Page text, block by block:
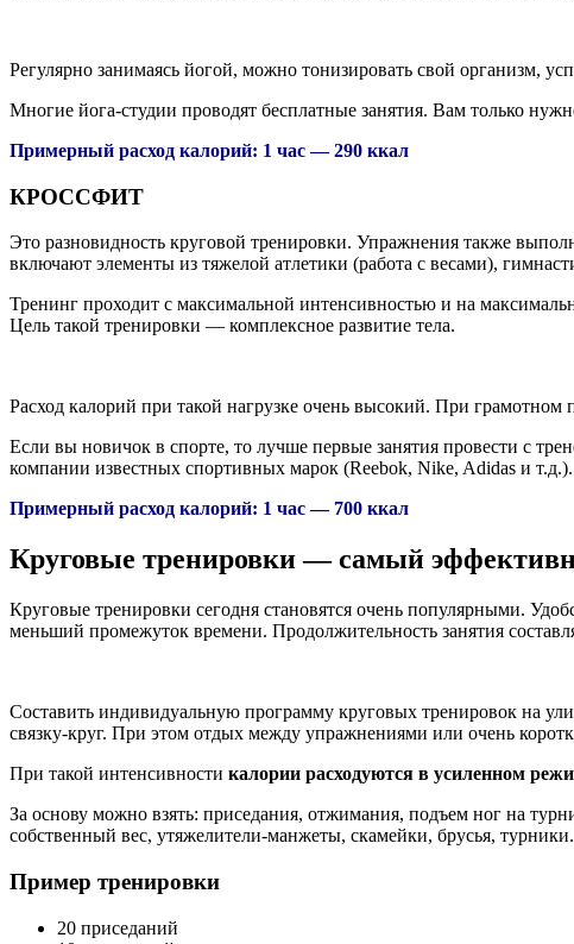
Регулярно занимаясь йогой, можно тонизировать свой организм,
Многие йога-студии проводят бесплатные занятия. Вам только
Примерный расход калорий: 1 час — 290 ккал
КРОССФИТ
Это разновидность круговой тренировки. Упражнения также
включают элементы из тяжелой атлетики (работа с весами),
Тренинг проходит с максимальной интенсивностью и на
Цель такой тренировки — комплексное развитие тела.
Расход калорий при такой нагрузке очень высокий. При
Если вы новичок в спорте, то лучше первые занятия провести с
компании известных спортивных марок (Reebok, Nike, Adidas и т.д.).
Примерный расход калорий: 1 час — 700 ккал
Круговые тренировки — самый
Круговые тренировки сегодня становятся очень популярными.
меньший промежуток времени. Продолжительность занятия
Составить индивидуальную программу круговых тренировок на
связку-круг. При этом отдых между упражнениями или очень
При такой интенсивности калории расходуются в усиленном
За основу можно взять: приседания, отжимания, подъем ног на
собственный вес, утяжелители-манжеты, скамейки, брусья,
Пример тренировки
20 приседаний